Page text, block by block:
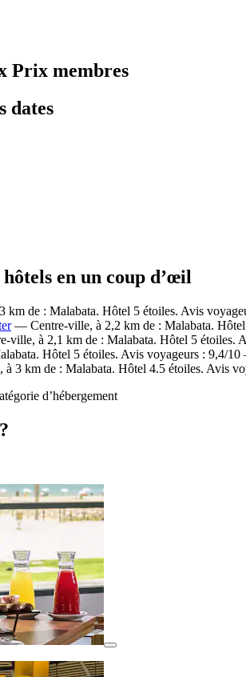
Prix membres
dates
en un coup d’œil
de : Malabata. Hôtel 5 étoiles. Avis
— Centre-ville, à 2,2 km de : Malabata.
ville, à 2,1 km de : Malabata. Hôtel 5 étoiles.
Hôtel 5 étoiles. Avis voyageurs : 9,4/
3 km de : Malabata. Hôtel 4.5 étoiles. Avis
d’hébergement